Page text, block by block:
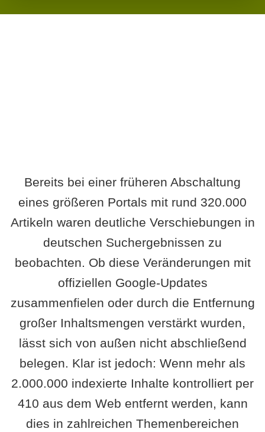
Bereits bei einer früheren Abschaltung
eines größeren Portals mit rund 320.000
Artikeln waren deutliche Verschiebungen in
deutschen Suchergebnissen zu
beobachten. Ob diese Veränderungen mit
offiziellen Google-Updates
zusammenfielen oder durch die Entfernung
großer Inhaltsmengen verstärkt wurden,
lässt sich von außen nicht abschließend
belegen. Klar ist jedoch: Wenn mehr als
2.000.000 indexierte Inhalte kontrolliert per
410 aus dem Web entfernt werden, kann
dies in zahlreichen Themenbereichen